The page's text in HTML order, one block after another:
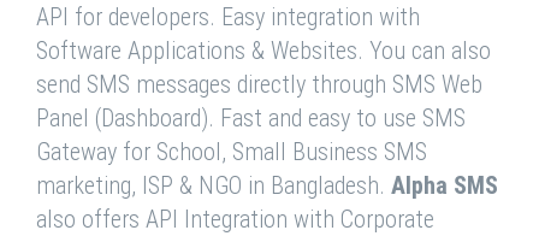
API for developers. Easy integration with
Software Applications & Websites. You can also
send SMS messages directly through SMS Web
Panel (Dashboard). Fast and easy to use SMS
Gateway for School, Small Business SMS
marketing, ISP & NGO in Bangladesh. Alpha SMS
also offers API Integration with Corporate